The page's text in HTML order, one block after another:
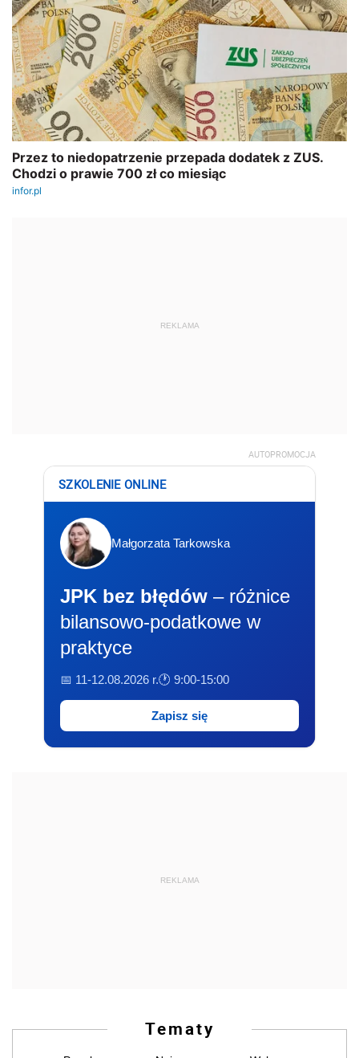
REKLAMA
AUTOPROMOCJA
SZKOLENIE ONLINE
Małgorzata Tarkowska
JPK bez błędów – różnice
bilansowo-podatkowe w
praktyce
📅 11-12.08.2026 r.🕐 9:00-15:00
Zapisz się
REKLAMA
Tematy